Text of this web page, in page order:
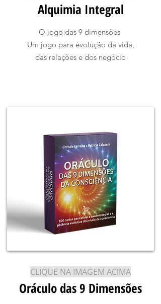
Alquimia Integral
O jogo das 9 dimensões
Um jogo para evolução da vida,
das relações e dos negócio
CLIQUE NA IMAGEM ACIMA
Oráculo das 9 Dimensões